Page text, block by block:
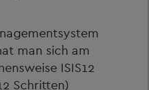
man sich am
ISIS12
Schritten)